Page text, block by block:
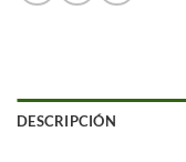
DESCRIPCIÓN